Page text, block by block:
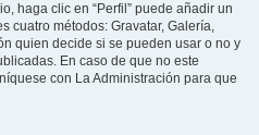
haga clic en “Perfil” puede añadir un
cuatro métodos: Gravatar, Galería,
quien decide si se pueden usar o no y
En caso de que no este
con La Administración para que